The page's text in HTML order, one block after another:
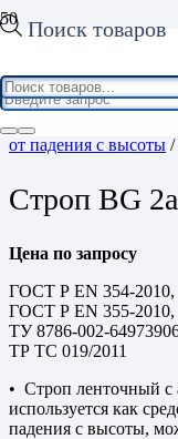
Поиск товаров
Home
от падения с высоты /
Строп BG
Цена по запросу
ГОСТ Р ЕN 354-2010,
ГОСТ Р ЕN 355-2010,
ТУ 8786-002-
ТР ТС 019/2011
• Строп ленточный с
используется как
падения с высоты,